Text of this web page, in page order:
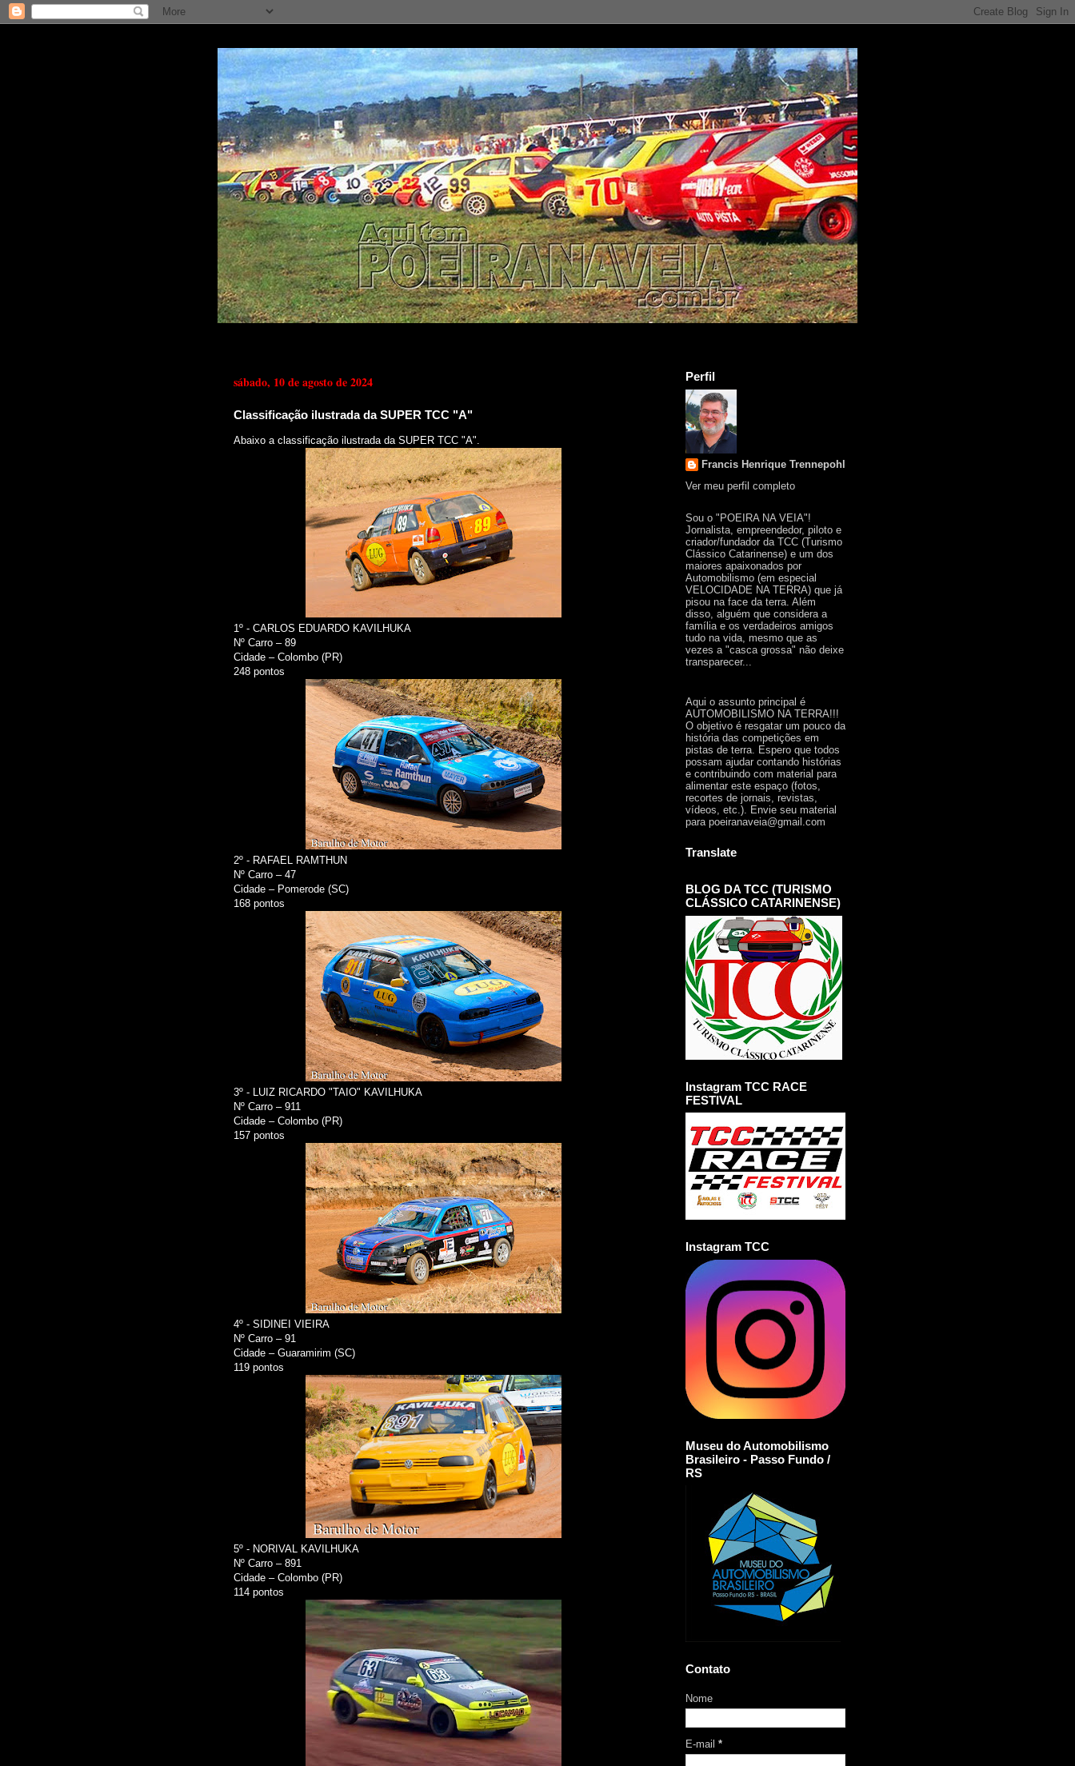
sábado, 10 de agosto de 2024
Classificação ilustrada da SUPER TCC "A"
Abaixo a classificação ilustrada da SUPER TCC "A".
1º - CARLOS EDUARDO KAVILHUKA
Nº Carro – 89
Cidade – Colombo (PR)
248 pontos
2º - RAFAEL RAMTHUN
Nº Carro – 47
Cidade – Pomerode (SC)
168 pontos
3º - LUIZ RICARDO "TAIO" KAVILHUKA
Nº Carro – 911
Cidade – Colombo (PR)
157 pontos
4º - SIDINEI VIEIRA
Nº Carro – 91
Cidade – Guaramirim (SC)
119 pontos
5º - NORIVAL KAVILHUKA
Nº Carro – 891
Cidade – Colombo (PR)
114 pontos
Perfil
Francis Henrique Trennepohl
Ver meu perfil completo
Sou o "POEIRA NA VEIA"!
Jornalista, empreendedor, piloto e
criador/fundador da TCC (Turismo
Clássico Catarinense) e um dos
maiores apaixonados por
Automobilismo (em especial
VELOCIDADE NA TERRA) que já
pisou na face da terra. Além
disso, alguém que considera a
família e os verdadeiros amigos
tudo na vida, mesmo que as
vezes a "casca grossa" não deixe
transparecer...
Aqui o assunto principal é
AUTOMOBILISMO NA TERRA!!!
O objetivo é resgatar um pouco da
história das competições em
pistas de terra. Espero que todos
possam ajudar contando histórias
e contribuindo com material para
alimentar este espaço (fotos,
recortes de jornais, revistas,
vídeos, etc.). Envie seu material
para poeiranaveia@gmail.com
Translate
BLOG DA TCC (TURISMO
CLÁSSICO CATARINENSE)
Instagram TCC RACE
FESTIVAL
Instagram TCC
Museu do Automobilismo
Brasileiro - Passo Fundo /
RS
Contato
Nome
E-mail *